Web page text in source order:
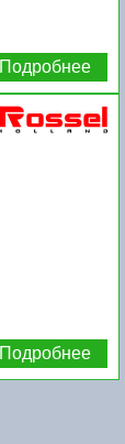
Подробнее
Подробнее